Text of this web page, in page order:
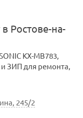
Ростове-на-
KX-MB783,
и ЗИП для ремонта,
245/2